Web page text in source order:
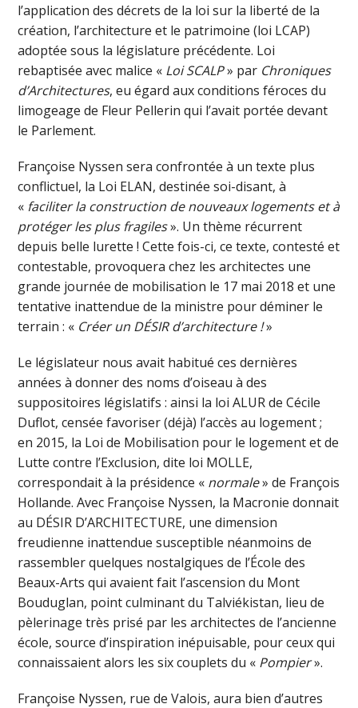
l’application des décrets de la loi sur la liberté de la
création, l’architecture et le patrimoine (loi LCAP)
adoptée sous la législature précédente. Loi
rebaptisée avec malice « Loi SCALP» par Chroniques
d’Architectures, eu égard aux conditions féroces du
limogeage de Fleur Pellerin qui l’avait portée devant
le Parlement.
Françoise Nyssen sera confrontée à un texte plus
conflictuel, la Loi ELAN, destinée soi-disant, à
« faciliter la construction de nouveaux logements et à
protéger les plus fragiles». Un thème récurrent
depuis belle lurette ! Cette fois-ci, ce texte, contesté et
contestable, provoquera chez les architectes une
grande journée de mobilisation le 17 mai 2018 et une
tentative inattendue de la ministre pour déminer le
terrain : « Créer un DÉSIR d’architecture !»
Le législateur nous avait habitué ces dernières
années à donner des noms d’oiseau à des
suppositoires législatifs : ainsi la loi ALUR de Cécile
Duflot, censée favoriser (déjà) l’accès au logement ;
en 2015, la Loi de Mobilisation pour le logement et de
Lutte contre l’Exclusion, dite loi MOLLE,
correspondait à la présidence « normale» de François
Hollande. Avec Françoise Nyssen, la Macronie donnait
au DÉSIR D’ARCHITECTURE, une dimension
freudienne inattendue susceptible néanmoins de
rassembler quelques nostalgiques de l’École des
Beaux-Arts qui avaient fait l’ascension du Mont
Bouduglan, point culminant du Talviékistan, lieu de
pèlerinage très prisé par les architectes de l’ancienne
école, source d’inspiration inépuisable, pour ceux qui
connaissaient alors les six couplets du « Pompier».
Françoise Nyssen, rue de Valois, aura bien d’autres